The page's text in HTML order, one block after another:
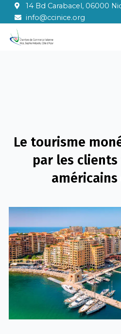
contenu
14 Bd Carabacel, 06000
info@ccinice.org
Le tourisme
par les
américains